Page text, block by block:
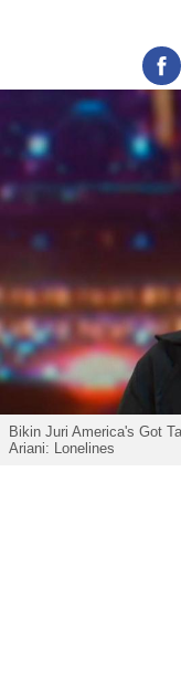
Bikin Juri America's Got
Ariani: Lonelines